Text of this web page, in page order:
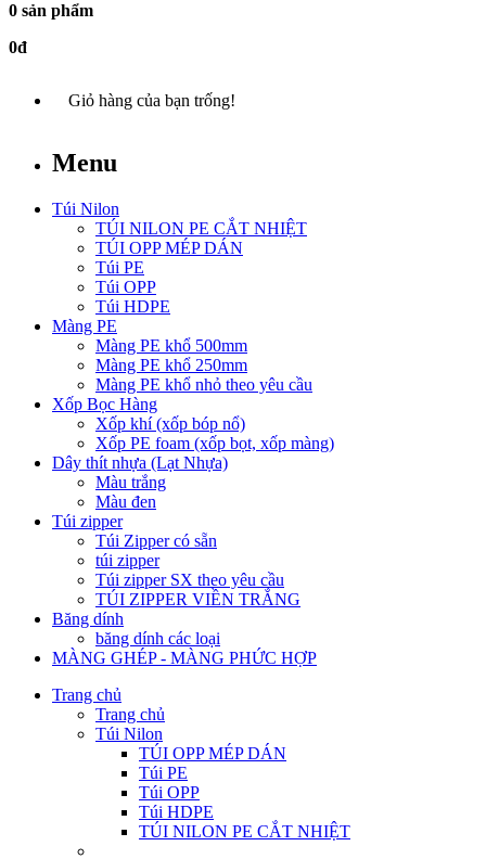
0 sản phẩm
0đ
Giỏ hàng của bạn trống!
Menu
Túi Nilon
TÚI NILON PE CẮT NHIỆT
TÚI OPP MÉP DÁN
Túi PE
Túi OPP
Túi HDPE
Màng PE
Màng PE khổ 500mm
Màng PE khổ 250mm
Màng PE khổ nhỏ theo yêu cầu
Xốp Bọc Hàng
Xốp khí (xốp bóp nổ)
Xốp PE foam (xốp bọt, xốp màng)
Dây thít nhựa (Lạt Nhựa)
Màu trắng
Màu đen
Túi zipper
Túi Zipper có sẵn
túi zipper
Túi zipper SX theo yêu cầu
TÚI ZIPPER VIỀN TRẮNG
Băng dính
băng dính các loại
MÀNG GHÉP - MÀNG PHỨC HỢP
Trang chủ
Trang chủ
Túi Nilon
TÚI OPP MÉP DÁN
Túi PE
Túi OPP
Túi HDPE
TÚI NILON PE CẮT NHIỆT